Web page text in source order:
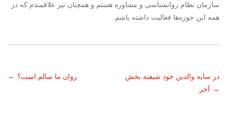
سازمان نظام روانشناسی و مشاوره هستم و همچنان نیز علاقمندم که در
همه این حوزه‌ها فعالیت داشته باشم.
ناوبری
نوشته
← روان ما سالم است؟
در سایه والدین خود شیفته بخش
آخر →